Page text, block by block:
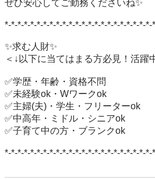
ぜひ安心してご勤務くださいね✨
*-*-*-*-*-*-*-*-*-*-*-*-*-*-*-*-*-*-*-*-*-*-*-
✨求む人財✨
＜↓以下に当てはまる方必見！活躍
✅学歴・年齢・資格不問
✅未経験ok・Wワークok
✅主婦(夫)・学生・フリーターok
✅中高年・ミドル・シニアok
✅子育て中の方・ブランクok
*-*-*-*-*-*-*-*-*-*-*-*-*-*-*-*-*-*-*-*-*-*-*-